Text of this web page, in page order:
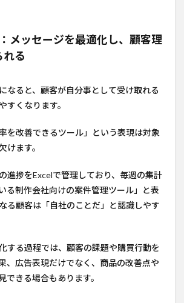
メッセージを最適化し、顧客理
れる
なると、顧客が自分事として受け取れる
すくなります。
を改善できるツール」という表現は対象
けます。
進捗をExcelで管理しており、毎週の集計
る制作会社向けの案件管理ツール」と表
る顧客は「自社のことだ」と認識しやす
する過程では、顧客の課題や購買行動を
、広告表現だけでなく、商品の改善点や
できる場合もあります。